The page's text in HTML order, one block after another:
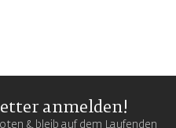
anmelden!
& bleib auf dem Laufenden